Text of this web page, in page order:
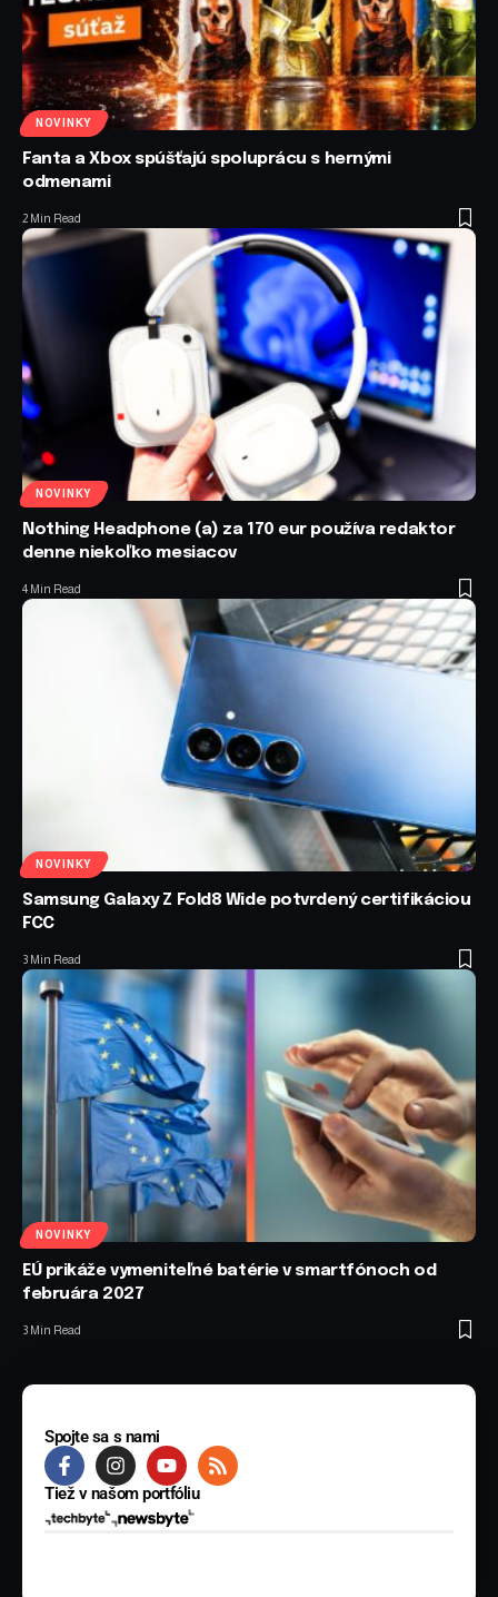
NOVINKY
Fanta a Xbox spúšťajú spoluprácu s hernými
odmenami
2 Min Read
NOVINKY
Nothing Headphone (a) za 170 eur používa redaktor
denne niekoľko mesiacov
4 Min Read
NOVINKY
Samsung Galaxy Z Fold8 Wide potvrdený certifikáciou
FCC
3 Min Read
NOVINKY
EÚ prikáže vymeniteľné batérie v smartfónoch od
februára 2027
3 Min Read
Spojte sa s nami
Tiež v našom portfóliu